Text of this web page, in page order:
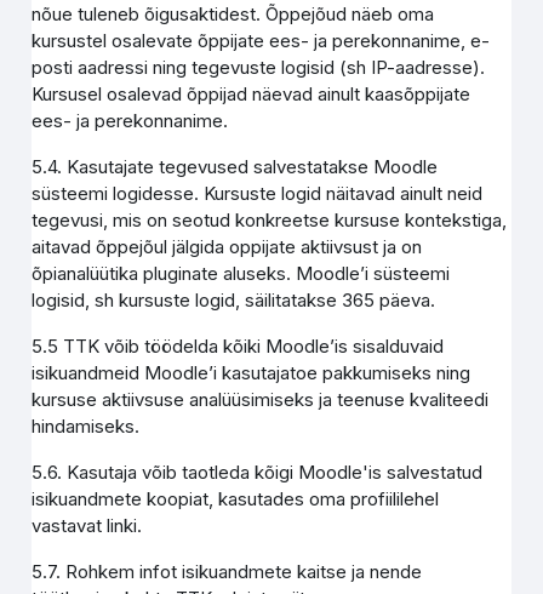
nõue tuleneb õigusaktidest. Õppejõud näeb oma
kursustel osalevate õppijate ees- ja perekonnanime, e-
posti aadressi ning tegevuste logisid (sh IP-aadresse).
Kursusel osalevad õppijad näevad ainult kaasõppijate
ees- ja perekonnanime.
5.4. Kasutajate tegevused salvestatakse Moodle
süsteemi logidesse. Kursuste logid näitavad ainult neid
tegevusi, mis on seotud konkreetse kursuse kontekstiga,
aitavad õppejõul jälgida oppijate aktiivsust ja on
õpianalüütika pluginate aluseks. Moodle’i süsteemi
logisid, sh kursuste logid, säilitatakse 365 päeva.
5.5 TTK võib töödelda kõiki Moodle’is sisalduvaid
isikuandmeid Moodle’i kasutajatoe pakkumiseks ning
kursuse aktiivsuse analüüsimiseks ja teenuse kvaliteedi
hindamiseks.
5.6. Kasutaja võib taotleda kõigi Moodle'is salvestatud
isikuandmete koopiat, kasutades oma profiililehel
vastavat linki.
5.7. Rohkem infot isikuandmete kaitse ja nende